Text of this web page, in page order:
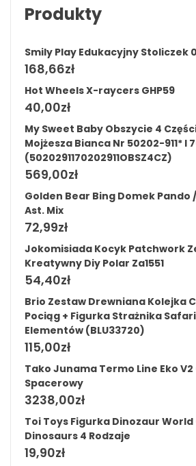
Produkty
Smily Play Edukacyjny Stoliczek
168,66zł
Hot Wheels X-raycers GHP59
40,00zł
My Sweet Baby Obszycie 4
Mojżesza Bianca Nr 50202-911* I
(5020291170202911OBSZ4CZ)
569,00zł
Golden Bear Bing Domek Pando
Ast. Mix
72,99zł
Jokomisiada Kocyk Patchwork
Kreatywny Diy Polar Za1551
54,40zł
Brio Zestaw Drewniana Kolejka
Pociąg + Figurka Strażnika Safari
Elementów (BLU33720)
115,00zł
Tako Junama Termo Line Eko V2
Spacerowy
3238,00zł
Toi Toys Figurka Dinozaur World
Dinosaurs 4 Rodzaje
19,90zł